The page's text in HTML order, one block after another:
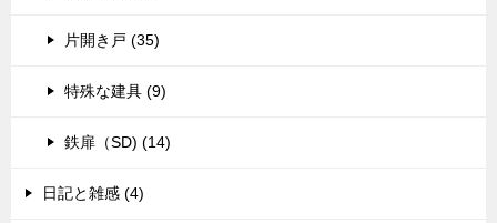
片開き戸 (35)
特殊な建具 (9)
鉄扉（SD) (14)
日記と雑感 (4)